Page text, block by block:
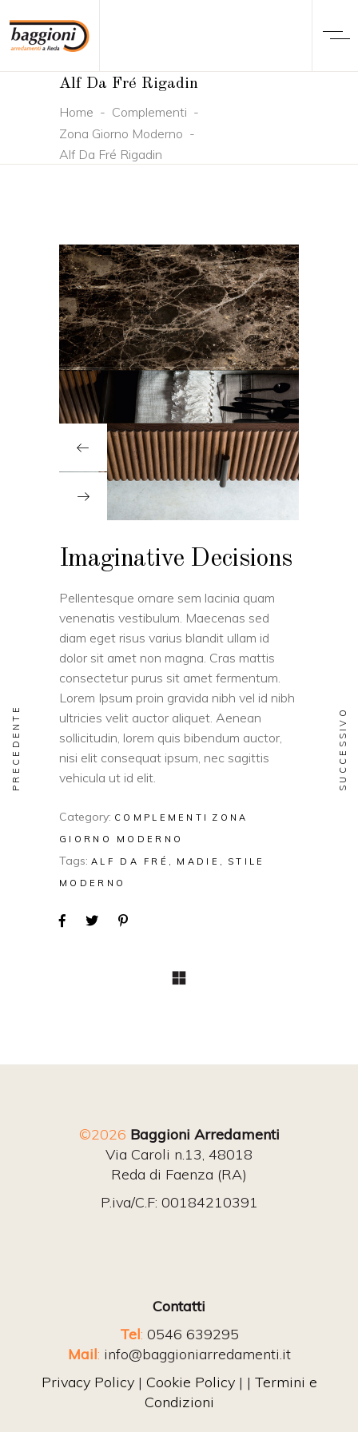
Alf Da Fré Rigadin
Home - Complementi -
Zona Giorno Moderno -
Alf Da Fré Rigadin
Imaginative Decisions
Pellentesque ornare sem lacinia quam
venenatis vestibulum. Maecenas sed
diam eget risus varius blandit ullam id
dolor sit amet non magna. Cras mattis
consectetur purus sit amet fermentum.
Lorem Ipsum proin gravida nibh vel id nibh
ultricies velit auctor aliquet. Aenean
sollicitudin, lorem quis bibendum auctor,
nisi elit consequat ipsum, nec sagittis
vehicula ut id elit.
Category: COMPLEMENTI
ZONA
GIORNO MODERNO
Tags: ALF DA FRÉ MADIE
STILE
MODERNO
PRECEDENTE SUCCESSIVO
©2026 Baggioni Arredamenti
Via Caroli n.13, 48018
Reda di Faenza (RA)
P.iva/C.F: 00184210391
Contatti
Tel: 0546 639295
Mail: info@baggioniarredamenti.it
Privacy Policy| Cookie Policy| | Termini e
Condizioni